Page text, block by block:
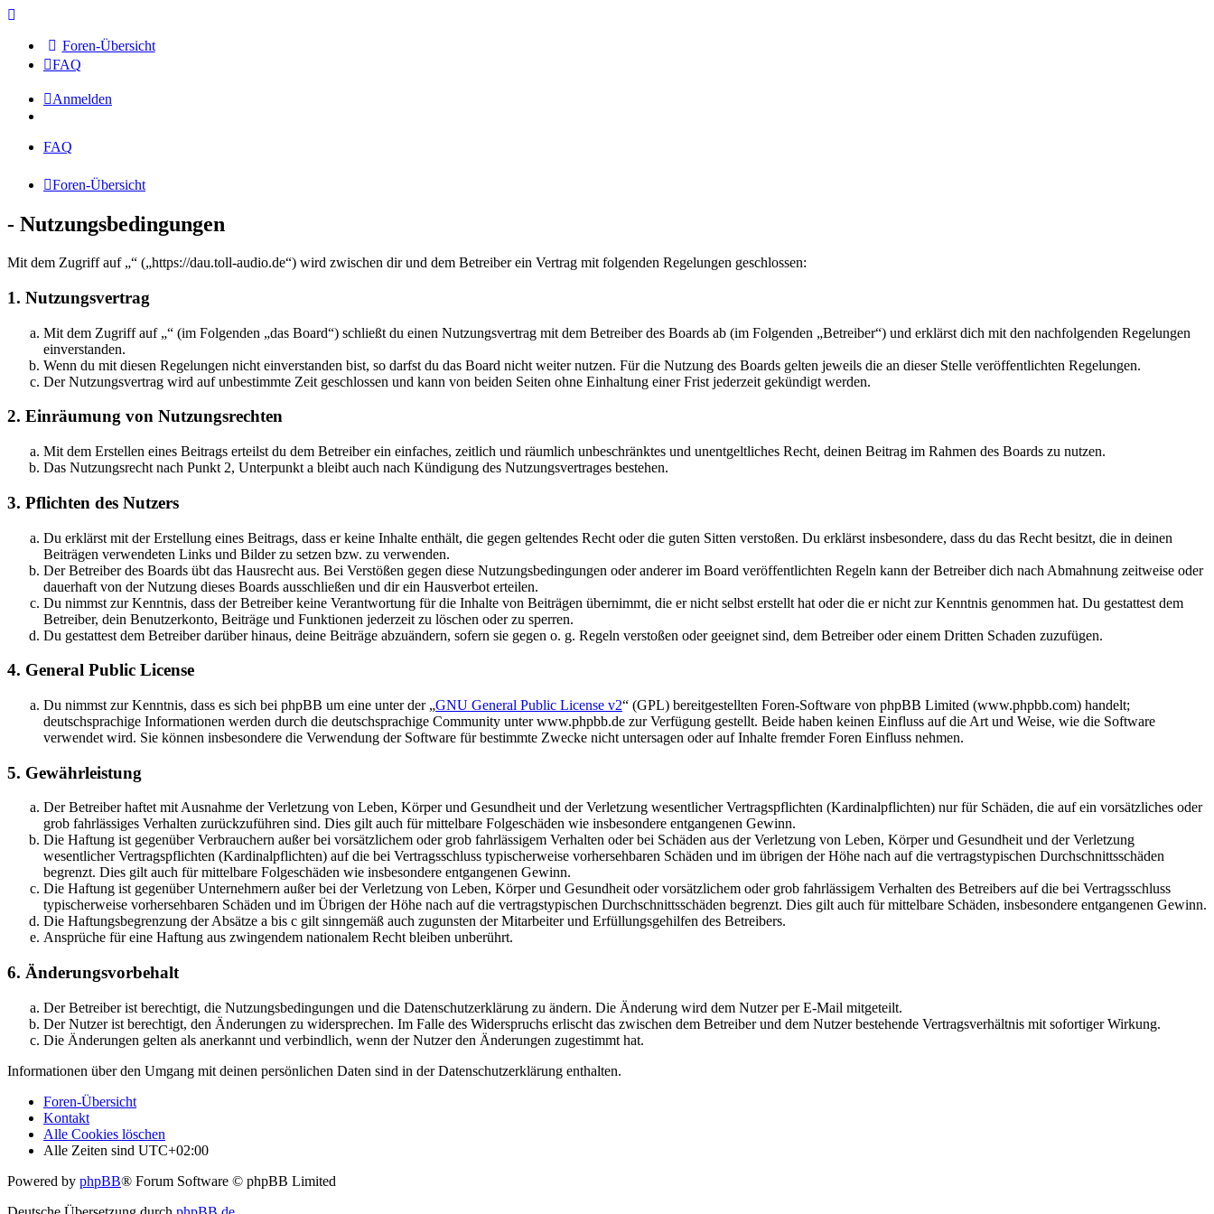
Foren-Übersicht
FAQ
Anmelden
FAQ
Foren-Übersicht
- Nutzungsbedingungen
Mit dem Zugriff auf „“ („https://dau.toll-audio.de“) wird zwischen dir und dem Betreiber ein Vertrag mit folgenden Regelungen geschlossen:
1. Nutzungsvertrag
Mit dem Zugriff auf „“ (im Folgenden „das Board“) schließt du einen Nutzungsvertrag mit dem Betreiber des Boards ab (im Folgenden „Betreiber“) und erklärst dich mit den nachfolgenden Regelungen
einverstanden.
Wenn du mit diesen Regelungen nicht einverstanden bist, so darfst du das Board nicht weiter nutzen. Für die Nutzung des Boards gelten jeweils die an dieser Stelle veröffentlichten Regelungen.
Der Nutzungsvertrag wird auf unbestimmte Zeit geschlossen und kann von beiden Seiten ohne Einhaltung einer Frist jederzeit gekündigt werden.
2. Einräumung von Nutzungsrechten
Mit dem Erstellen eines Beitrags erteilst du dem Betreiber ein einfaches, zeitlich und räumlich unbeschränktes und unentgeltliches Recht, deinen Beitrag im Rahmen des Boards zu nutzen.
Das Nutzungsrecht nach Punkt 2, Unterpunkt a bleibt auch nach Kündigung des Nutzungsvertrages bestehen.
3. Pflichten des Nutzers
Du erklärst mit der Erstellung eines Beitrags, dass er keine Inhalte enthält, die gegen geltendes Recht oder die guten Sitten verstoßen. Du erklärst insbesondere, dass du das Recht besitzt, die in deinen
Beiträgen verwendeten Links und Bilder zu setzen bzw. zu verwenden.
Der Betreiber des Boards übt das Hausrecht aus. Bei Verstößen gegen diese Nutzungsbedingungen oder anderer im Board veröffentlichten Regeln kann der Betreiber dich nach Abmahnung zeitweise oder
dauerhaft von der Nutzung dieses Boards ausschließen und dir ein Hausverbot erteilen.
Du nimmst zur Kenntnis, dass der Betreiber keine Verantwortung für die Inhalte von Beiträgen übernimmt, die er nicht selbst erstellt hat oder die er nicht zur Kenntnis genommen hat. Du gestattest dem
Betreiber, dein Benutzerkonto, Beiträge und Funktionen jederzeit zu löschen oder zu sperren.
Du gestattest dem Betreiber darüber hinaus, deine Beiträge abzuändern, sofern sie gegen o. g. Regeln verstoßen oder geeignet sind, dem Betreiber oder einem Dritten Schaden zuzufügen.
4. General Public License
Du nimmst zur Kenntnis, dass es sich bei phpBB um eine unter der „GNU General Public License v2“ (GPL) bereitgestellten Foren-Software von phpBB Limited (www.phpbb.com) handelt;
deutschsprachige Informationen werden durch die deutschsprachige Community unter www.phpbb.de zur Verfügung gestellt. Beide haben keinen Einfluss auf die Art und Weise, wie die Software
verwendet wird. Sie können insbesondere die Verwendung der Software für bestimmte Zwecke nicht untersagen oder auf Inhalte fremder Foren Einfluss nehmen.
5. Gewährleistung
Der Betreiber haftet mit Ausnahme der Verletzung von Leben, Körper und Gesundheit und der Verletzung wesentlicher Vertragspflichten (Kardinalpflichten) nur für Schäden, die auf ein vorsätzliches oder
grob fahrlässiges Verhalten zurückzuführen sind. Dies gilt auch für mittelbare Folgeschäden wie insbesondere entgangenen Gewinn.
Die Haftung ist gegenüber Verbrauchern außer bei vorsätzlichem oder grob fahrlässigem Verhalten oder bei Schäden aus der Verletzung von Leben, Körper und Gesundheit und der Verletzung
wesentlicher Vertragspflichten (Kardinalpflichten) auf die bei Vertragsschluss typischerweise vorhersehbaren Schäden und im übrigen der Höhe nach auf die vertragstypischen Durchschnittsschäden
begrenzt. Dies gilt auch für mittelbare Folgeschäden wie insbesondere entgangenen Gewinn.
Die Haftung ist gegenüber Unternehmern außer bei der Verletzung von Leben, Körper und Gesundheit oder vorsätzlichem oder grob fahrlässigem Verhalten des Betreibers auf die bei Vertragsschluss
typischerweise vorhersehbaren Schäden und im Übrigen der Höhe nach auf die vertragstypischen Durchschnittsschäden begrenzt. Dies gilt auch für mittelbare Schäden, insbesondere entgangenen Gewinn.
Die Haftungsbegrenzung der Absätze a bis c gilt sinngemäß auch zugunsten der Mitarbeiter und Erfüllungsgehilfen des Betreibers.
Ansprüche für eine Haftung aus zwingendem nationalem Recht bleiben unberührt.
6. Änderungsvorbehalt
Der Betreiber ist berechtigt, die Nutzungsbedingungen und die Datenschutzerklärung zu ändern. Die Änderung wird dem Nutzer per E-Mail mitgeteilt.
Der Nutzer ist berechtigt, den Änderungen zu widersprechen. Im Falle des Widerspruchs erlischt das zwischen dem Betreiber und dem Nutzer bestehende Vertragsverhältnis mit sofortiger Wirkung.
Die Änderungen gelten als anerkannt und verbindlich, wenn der Nutzer den Änderungen zugestimmt hat.
Informationen über den Umgang mit deinen persönlichen Daten sind in der Datenschutzerklärung enthalten.
Foren-Übersicht
Kontakt
Alle Cookies löschen
Alle Zeiten sind UTC+02:00
Powered by phpBB® Forum Software © phpBB Limited